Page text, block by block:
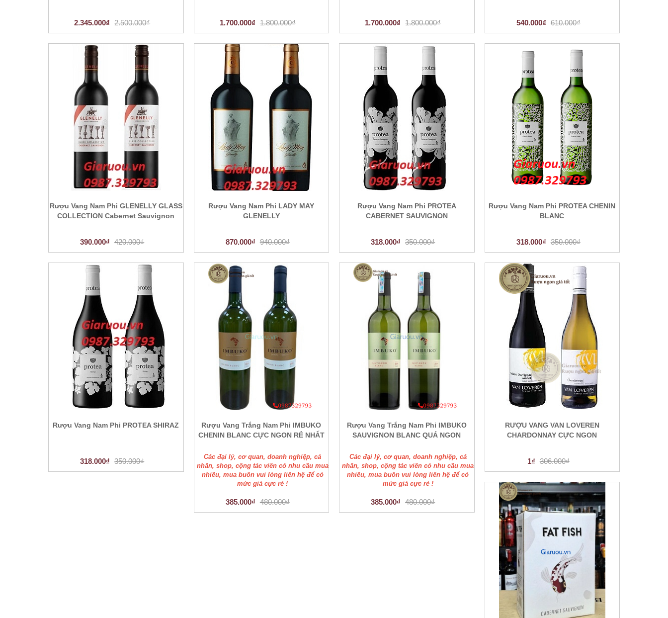
2.345.000₫ 2.500.000₫ 1.700.000₫ 1.800.000₫ 1.700.000₫ 1.800.000₫ 540.000₫ 610.000₫
Rượu Vang Nam Phi GLENELLY GLASS
COLLECTION Cabernet Sauvignon
390.000₫ 420.000₫
Rượu Vang Nam Phi LADY MAY
GLENELLY
870.000₫ 940.000₫
Rượu Vang Nam Phi PROTEA
CABERNET SAUVIGNON
318.000₫ 350.000₫
Rượu Vang Nam Phi PROTEA CHENIN
BLANC
318.000₫ 350.000₫
Rượu Vang Nam Phi PROTEA SHIRAZ
318.000₫ 350.000₫
Rượu Vang Trắng Nam Phi IMBUKO
CHENIN BLANC CỰC NGON RẺ NHẤT
Các đại lý, cơ quan, doanh nghiệp, cá
nhân, shop, cộng tác viên có nhu cầu mua
nhiều, mua buôn vui lòng liên hệ để có
mức giá cực rẻ !
385.000₫ 480.000₫
Rượu Vang Trắng Nam Phi IMBUKO
SAUVIGNON BLANC QUÁ NGON
Các đại lý, cơ quan, doanh nghiệp, cá
nhân, shop, cộng tác viên có nhu cầu mua
nhiều, mua buôn vui lòng liên hệ để có
mức giá cực rẻ !
385.000₫ 480.000₫
RƯỢU VANG VAN LOVEREN
CHARDONNAY CỰC NGON
1₫ 306.000₫